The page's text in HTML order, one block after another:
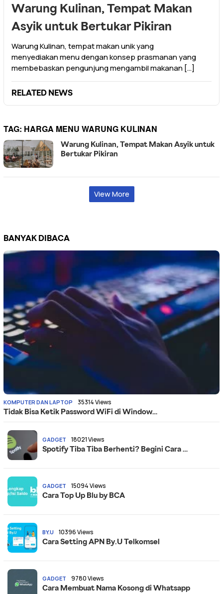
Warung Kulinan, Tempat Makan
Asyik untuk Bertukar Pikiran
Warung Kulinan, tempat makan unik yang
menyediakan menu dengan konsep prasmanan yang
membebaskan pengunjung mengambil makanan […]
RELATED NEWS
TAG: HARGA MENU WARUNG KULINAN
Warung Kulinan, Tempat Makan Asyik untuk
Bertukar Pikiran
View More
BANYAK DIBACA
KOMPUTER DAN LAPTOP 35314 Views
Tidak Bisa Ketik Password WiFi di Window…
GADGET 18021 Views
Spotify Tiba Tiba Berhenti? Begini Cara …
GADGET 15094 Views
Cara Top Up Blu by BCA
BY.U 10396 Views
Cara Setting APN By.U Telkomsel
GADGET 9780 Views
Cara Membuat Nama Kosong di Whatsapp